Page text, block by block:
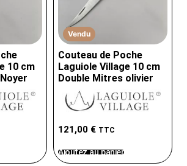
10 cm
Vendu
Couteau de Poche
Laguiole Village 10 cm
Double Mitres olivier
121,00 € TTC
Ajoutez au panier